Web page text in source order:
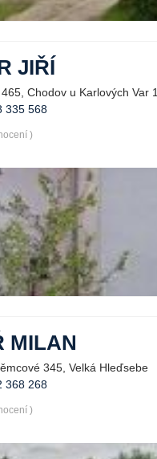
JIŘÍ
Chodov u Karlových Var 1
335 568
)
MILAN
345, Velká Hleďsebe
368 268
)